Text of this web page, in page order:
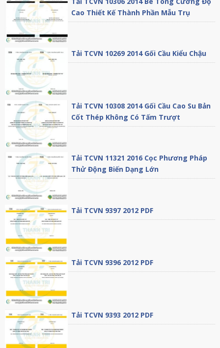
Cao Thiết Kế Thành Phần Mẫu Trụ
Tải TCVN 10269 2014 Gối Cầu Kiểu Chậu
Tải TCVN 10308 2014 Gối Cầu Cao Su Bản
Cốt Thép Không Có Tấm Trượt
Tải TCVN 11321 2016 Cọc Phương Pháp
Thử Động Biến Dạng Lớn
Tải TCVN 9397 2012 PDF
Tải TCVN 9396 2012 PDF
Tải TCVN 9393 2012 PDF